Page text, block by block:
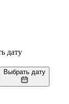
дату
Выбрать дату